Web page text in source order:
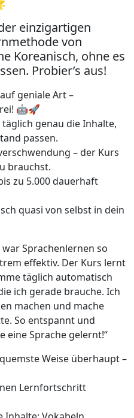
einzigartigen
von
Koreanisch, ohne es
Probier’s aus!
geniale Art –
🤖🚀
genau die Inhalte,
passen.
– der Kurs
brauchst.
zu 5.000 dauerhaft
quasi von selbst in dein
Sprachenlernen so
effektiv. Der Kurs lernt
täglich automatisch
ich gerade brauche. Ich
machen und mache
So entspannt und
eine Sprache gelernt!“
Weise überhaupt –
Lernfortschritt